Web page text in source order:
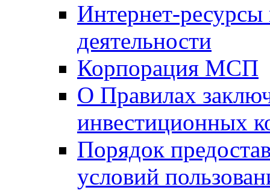
Интернет-
деятельности
Корпорация МСП
О Правилах
инвестиционных
Порядок
условий